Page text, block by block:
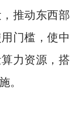
推动东西部
门槛，使中
力资源，搭
。